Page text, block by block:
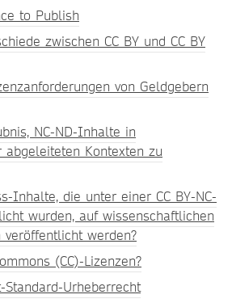
to Publish
zwischen CC BY und CC BY
von Geldgebern
NC-ND-Inhalte in
Kontexten zu
Inhalte, die unter einer CC BY-NC-
wurden, auf wissenschaftlichen
werden?
(CC)-Lizenzen?
Urheberrecht